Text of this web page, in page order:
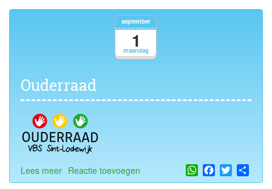
maandag
september
1
Ouderraad
Lees meer over
Ouderraad
Reactie toevoegen WhatsApp
Facebook
Twitter